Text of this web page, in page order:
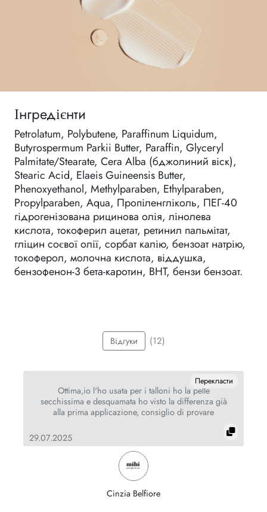
Інгредієнти
Petrolatum, Polybutene, Paraffinum Liquidum,
Butyrospermum Parkii Butter, Paraffin, Glyceryl
Palmitate/Stearate, Cera Alba (бджолиний віск),
Stearic Acid, Elaeis Guineensis Butter,
Phenoxyethanol, Methylparaben, Ethylparaben,
Propylparaben, Aqua, Пропіленгліколь, ПЕГ-40
гідрогенізована рицинова олія, лінолева
кислота, токоферил ацетат, ретинил пальмітат,
гліцин соєвої олії, сорбат калію, бензоат натрію,
токоферол, молочна кислота, віддушка,
бензофенон-3 бета-каротин, BHT, бензи бензоат.
Відгуки (12)
Перекласти
Ottima,io l'ho usata per i talloni ho la pelle
secchissima e desquamata ho visto la differenza già
alla prima applicazione, consiglio di provare
29.07.2025
Cinzia Belfiore